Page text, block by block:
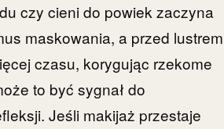
czy cieni do powiek zaczyna
maskowania, a przed lustrem
czasu, korygując rzekome
to być sygnał do
Jeśli makijaż przestaje